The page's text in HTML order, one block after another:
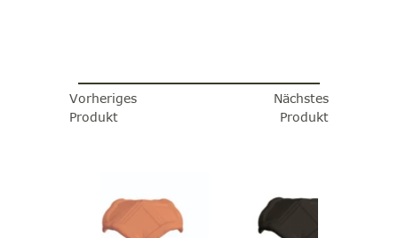
Vorheriges
Produkt
Nächstes
Produkt